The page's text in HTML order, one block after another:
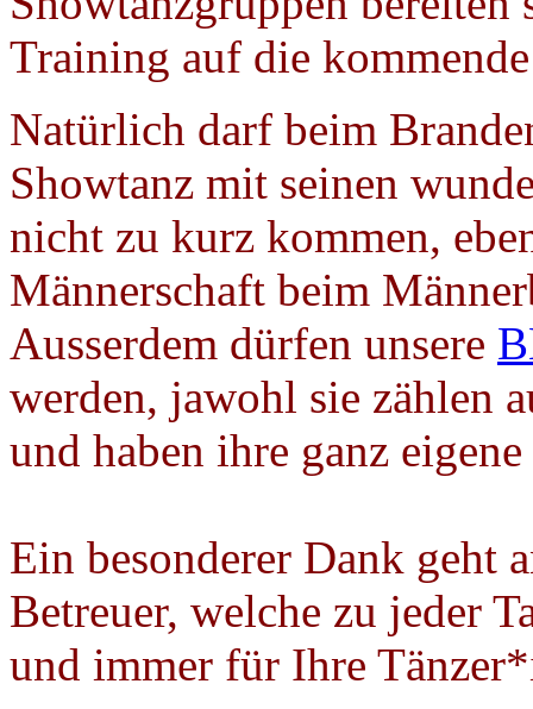
Training auf die
Natürlich darf beim
Showtanz mit seinen
nicht zu kurz kommen,
Männerschaft beim
Ausserdem dürfen unsere
werden, jawohl sie zählen
und haben ihre ganz
Ein besonderer Dank geht
Betreuer, welche zu jeder
und immer für Ihre